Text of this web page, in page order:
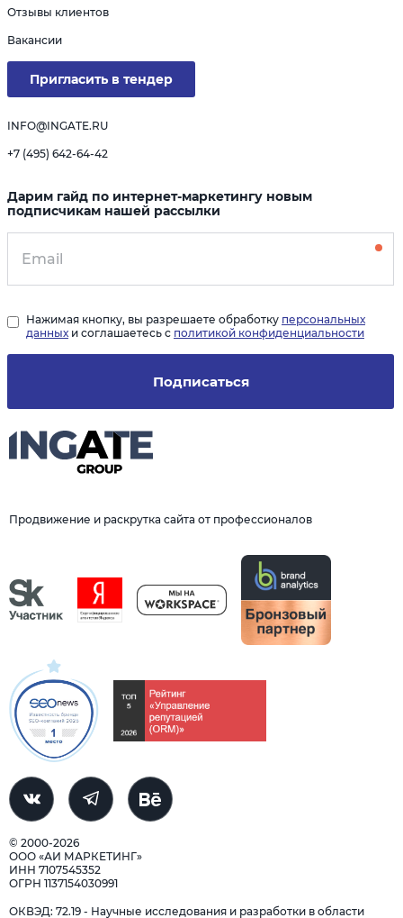
Продвижение и раскрутка сайта от профессионалов
© 2000-2026
ООО «АИ МАРКЕТИНГ»
ИНН 7107545352
ОГРН 1137154030991
Отзывы клиентов
Вакансии
Пригласить в тендер
INFO@INGATE.RU
+7 (495) 642-64-42
Дарим гайд по интернет-маркетингу новым
подписчикам нашей рассылки
Подписаться
Нажимая кнопку, вы разрешаете обработку персональных
данных и соглашаетесь с политикой конфиденциальности
ОКВЭД: 72.19 - Научные исследования и разработки в области